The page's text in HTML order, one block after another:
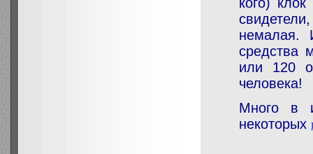
немалая.
средства
или 120
человека!
Много в
некоторых